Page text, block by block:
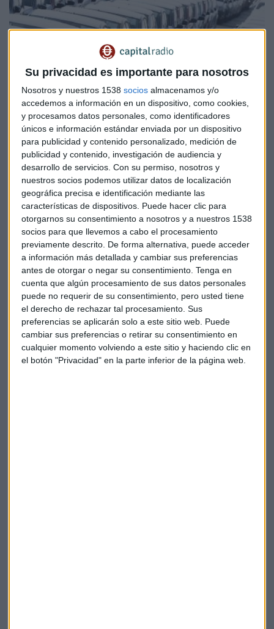
Su privacidad es importante para nosotros
Nosotros y nuestros 1538 socios almacenamos y/o
accedemos a información en un dispositivo, como cookies,
y procesamos datos personales, como identificadores
únicos e información estándar enviada por un dispositivo
para publicidad y contenido personalizado, medición de
publicidad y contenido, investigación de audiencia y
desarrollo de servicios. Con su permiso, nosotros y
nuestros socios podemos utilizar datos de localización
geográfica precisa e identificación mediante las
características de dispositivos. Puede hacer clic para
otorgarnos su consentimiento a nosotros y a nuestros 1538
socios para que llevemos a cabo el procesamiento
previamente descrito. De forma alternativa, puede acceder
a información más detallada y cambiar sus preferencias
antes de otorgar o negar su consentimiento. Tenga en
cuenta que algún procesamiento de sus datos personales
puede no requerir de su consentimiento, pero usted tiene
el derecho de rechazar tal procesamiento. Sus
preferencias se aplicarán solo a este sitio web. Puede
cambiar sus preferencias o retirar su consentimiento en
cualquier momento volviendo a este sitio y haciendo clic en
el botón "Privacidad" en la parte inferior de la página web.
PODCAST
¿Fracaso del coche eléctrico? Demoledor informe en
Bruselas
Laura Blanco